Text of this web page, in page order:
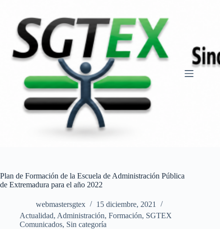
contenido
Plan de Formación de la Escuela de Administración Pública
de Extremadura para el año 2022
webmastersgtex
15 diciembre, 2021
Actualidad, Administración, Formación, SGTEX
Comunicados, Sin categoría